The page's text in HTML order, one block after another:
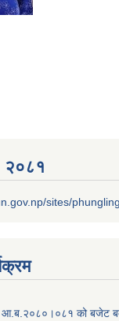
२०८१
sites/
आ.ब.२०८०।०८१ को बजेट